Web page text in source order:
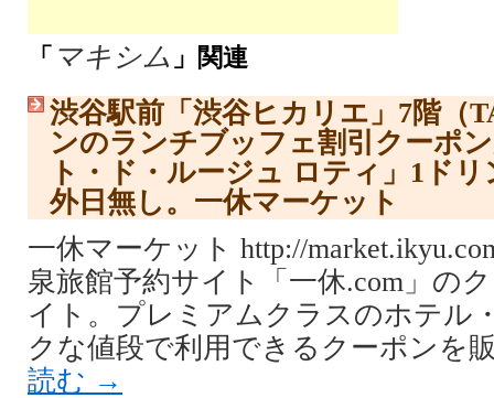
「 マキシム 」関連
渋谷駅前「渋谷ヒカリエ」7階（
ンのランチブッフェ割引クーポ
ト・ド・ルージュ ロティ」1ド
外日無し。一休マーケット
一休マーケット http://
泉旅館予約サイト「一休.com」の
イト。プレミアムクラスのホテル
クな値段で利用できるクーポンを
読む →